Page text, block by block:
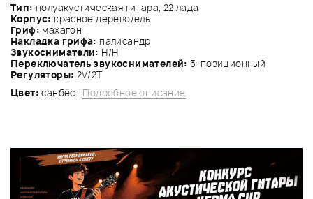
Тип: полуакустическая гитара, 22 лада
Корпус: красное дерево/ель
Гриф: махагон
Накладка грифа: палисандр
Звукосниматели: Н/Н
Переключатель звукоснимателей: 3-позиционный
Регуляторы: 2V/2Т
Цвет:санбёст Подробное описание